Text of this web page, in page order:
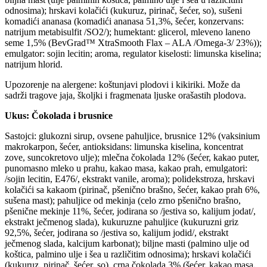
odnosima); hrskavi kolačići (kukuruz, pirinač, šećer, so), sušeni
komadići ananasa (komadići ananasa 51,3%, šećer, konzervans:
natrijum metabisulfit /SO2/); humektant: glicerol, mleveno laneno
seme 1,5% (BevGrad™ XtraSmooth Flax – ALA /Omega-3/ 23%));
emulgator: sojin lecitin; aroma, regulator kiselosti: limunska kiselina;
natrijum hlorid.
Upozorenje na alergene: koštunjavi plodovi i kikiriki. Može da
sadrži tragove jaja, školjki i fragmenata ljuske orašastih plodova.
Ukus: Čokolada i brusnice
Sastojci: glukozni sirup, ovsene pahuljice, brusnice 12% (vaksinium
makrokarpon, šećer, antioksidans: limunska kiselina, koncentrat
zove, suncokretovo ulje); mlečna čokolada 12% (šećer, kakao puter,
punomasno mleko u prahu, kakao masa, kakao prah, emulgatori:
/sojin lecitin, E476/, ekstrakt vanile, aroma); polidekstroza, hrskavi
kolačići sa kakaom (pirinač, pšenično brašno, šećer, kakao prah 6%,
sušena mast); pahuljice od mekinja (celo zrno pšenično brašno,
pšenične mekinje 11%, šećer, jodirana so /jestiva so, kalijum jodat/,
ekstrakt ječmenog slada), kukuruzne pahuljice (kukuruzni griz
92,5%, šećer, jodirana so /jestiva so, kalijum jodid/, ekstrakt
ječmenog slada, kalcijum karbonat); biljne masti (palmino ulje od
koštica, palmino ulje i šea u različitim odnosima); hrskavi kolačići
(kukuruz, pirinač, šećer, so), crna čokolada 3% (šećer, kakao masa,